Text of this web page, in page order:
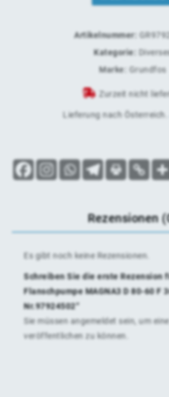
Artikelnummer:
Kategorie:
Marke:
Grundfos
Zurzeit nicht
Lieferung nach Österreich
Rezensionen
Es gibt noch keine Rezensionen.
Schreiben Sie die erste Rezension
Flanschpumpe MAGNA3 D 80-60 F
Nr.97924502“
Sie müssen angemeldet sein, um
veröffentlichen zu können.